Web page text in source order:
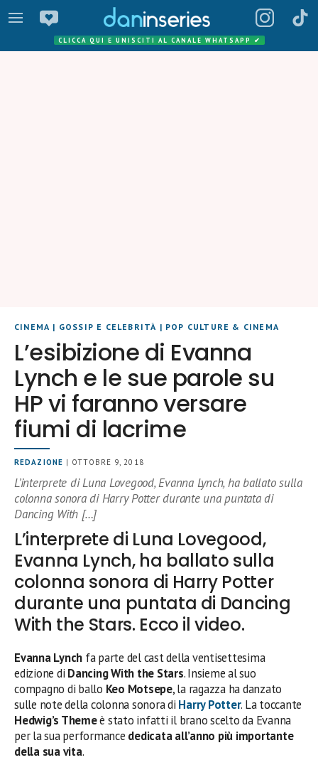
CLICCA QUI E UNISCITI AL CANALE WHATSAPP ✔
CINEMA | GOSSIP E CELEBRITÀ | POP CULTURE & CINEMA
L’esibizione di Evanna
Lynch e le sue parole su
HP vi faranno versare
fiumi di lacrime
REDAZIONE | OTTOBRE 9, 2018
L’interprete di Luna Lovegood, Evanna Lynch, ha ballato sulla
colonna sonora di Harry Potter durante una puntata di
Dancing With […]
L’interprete di Luna Lovegood,
Evanna Lynch, ha ballato sulla
colonna sonora di Harry Potter
durante una puntata di Dancing
With the Stars. Ecco il video.
Evanna Lynch fa parte del cast della ventisettesima
edizione di Dancing With the Stars. Insieme al suo
compagno di ballo Keo Motsepe, la ragazza ha danzato
sulle note della colonna sonora di Harry Potter. La toccante
Hedwig’s Themeè stato infatti il brano scelto da Evanna
per la sua performance dedicata all’anno più importante
della sua vita.